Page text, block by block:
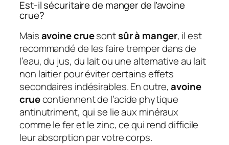
Est-il sécuritaire de manger de l’avoine
crue?
Maisavoine cruesontsûr à manger, il est
recommandé de les faire tremper dans de
l’eau, du jus, du lait ou une alternative au lait
non laitier pour éviter certains effets
secondaires indésirables. En outre,avoine
cruecontiennent de l’acide phytique
antinutriment, qui se lie aux minéraux
comme le fer et le zinc, ce qui rend difficile
leur absorption par votre corps.